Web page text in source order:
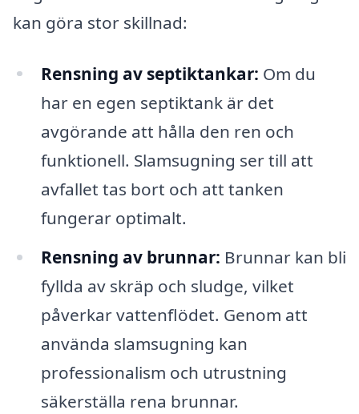
kan göra stor skillnad:
Rensning av septiktankar: Om du
har en egen septiktank är det
avgörande att hålla den ren och
funktionell. Slamsugning ser till att
avfallet tas bort och att tanken
fungerar optimalt.
Rensning av brunnar: Brunnar kan bli
fyllda av skräp och sludge, vilket
påverkar vattenflödet. Genom att
använda slamsugning kan
professionalism och utrustning
säkerställa rena brunnar.